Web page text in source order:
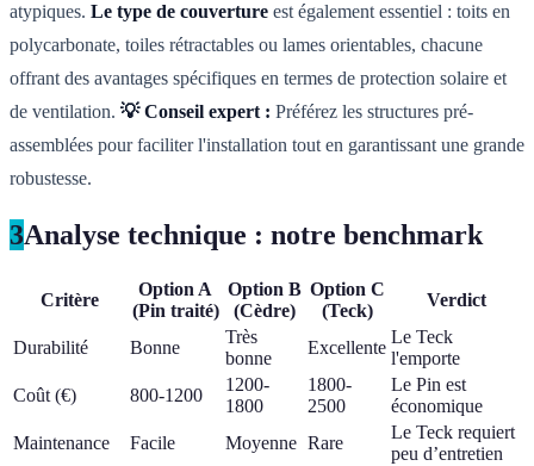
atypiques. Le type de couverture est également essentiel : toits en
polycarbonate, toiles rétractables ou lames orientables, chacune
offrant des avantages spécifiques en termes de protection solaire et
de ventilation. 💡 Conseil expert : Préférez les structures pré-
assemblées pour faciliter l'installation tout en garantissant une grande
robustesse.
3Analyse technique : notre benchmark
Critère
Option A
(Pin traité)
Option B
(Cèdre)
Option C
(Teck)
Verdict
Durabilité Bonne
Très
bonne
Excellente
Le Teck
l'emporte
Coût (€)
800-1200
1200-
1800
1800-
2500
Le Pin est
économique
Maintenance
Facile Moyenne Rare
Le Teck requiert
peu d’entretien